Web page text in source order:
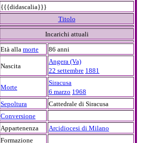
{{{didascalia}}}
Titolo
Incarichi attuali
Età alla morte 86 anni
Nascita
Angera (Va)
22 settembre 1881
Morte
Siracusa
6 marzo 1968
Sepoltura
Cattedrale di Siracusa
Conversione
Appartenenza
Arcidiocesi di Milano
Formazione